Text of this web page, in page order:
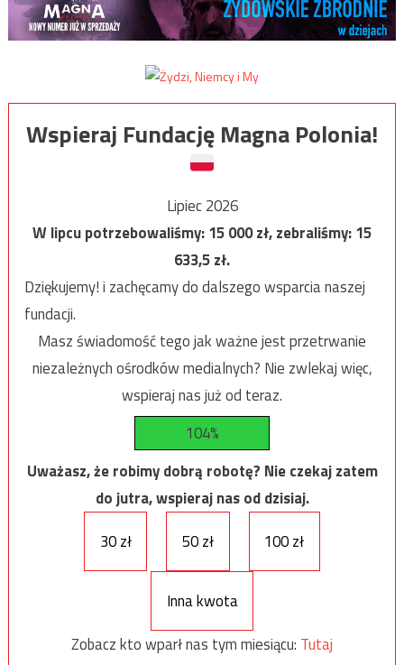
Wspieraj Fundację Magna Polonia!
Lipiec 2026
W lipcu potrzebowaliśmy:15 000zł, zebraliśmy:15
633,5zł.
Dziękujemy! i zachęcamy do dalszego wsparcia naszej
fundacji.
Masz świadomość tego jak ważne jest przetrwanie
niezależnych ośrodków medialnych? Nie zwlekaj więc,
wspieraj nas już od teraz.
104%
Uważasz, że robimy dobrą robotę? Nie czekaj zatem
do jutra, wspieraj nas od dzisiaj.
30 zł
50 zł 100 zł
Inna kwota
Zobacz kto wparł nas tym miesiącu: Tutaj